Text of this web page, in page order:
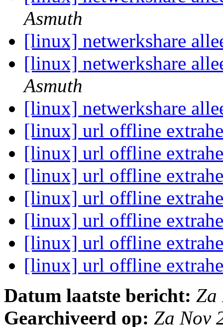
Asmuth
[linux] netwerkshare
[linux] netwerkshare
Asmuth
[linux] netwerkshare
[linux] url offline
[linux] url offline
[linux] url offline
[linux] url offline
[linux] url offline
[linux] url offline
[linux] url offline
Datum laatste bericht: Za
Gearchiveerd op: Za Nov